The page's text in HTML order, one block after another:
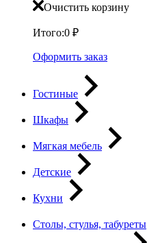
Очистить корзину
Итого:0 ₽
Оформить заказ
Гостиные
Шкафы
Мягкая мебель
Детские
Кухни
Столы, стулья, табуреты